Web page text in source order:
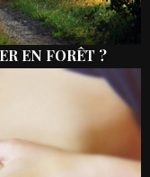
EN FORÊT ?